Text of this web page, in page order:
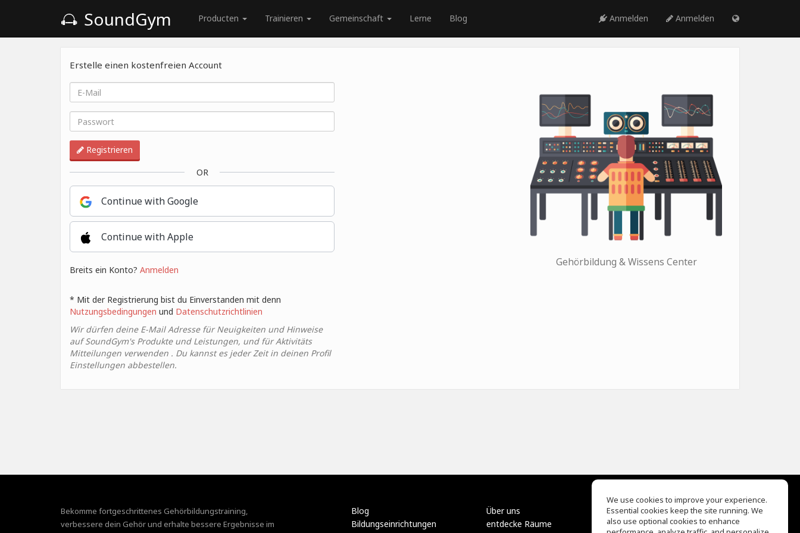
SoundGym Producten Trainieren Gemeinschaft Lerne Blog Anmelden Anmelden
Erstelle einen kostenfreien Account
Registrieren
OR
Continue with Google
Continue with Apple
Breits ein Konto? Anmelden
* Mit der Registrierung bist du Einverstanden mit denn
Nutzungsbedingungen und Datenschutzrichtlinien
Wir dürfen deine E-Mail Adresse für Neuigkeiten und Hinweise
auf SoundGym's Produkte und Leistungen, und für Aktivitäts
Mitteilungen verwenden . Du kannst es jeder Zeit in deinen Profil
Einstellungen abbestellen.
Gehörbildung & Wissens Center
Bekomme fortgeschrittenes Gehörbildungstraining,
verbessere dein Gehör und erhalte bessere Ergebnisse im
Blog
Bildungseinrichtungen
Über uns
entdecke Räume
EQ Ear Training
Drum Machine
We use cookies to improve your experience.
Essential cookies keep the site running. We
also use optional cookies to enhance